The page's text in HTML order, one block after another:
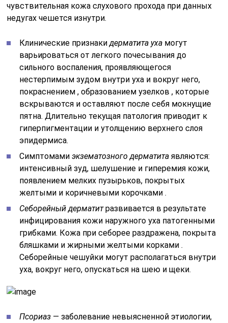
чувствительная кожа слухового прохода при данных
недугах чешется изнутри.
Клинические признакидерматита уха могут
варьироваться от легкого почесывания до
сильного воспаления, проявляющегося
нестерпимым зудом внутри уха и вокруг него,
покраснением , образованием узелков , которые
вскрываются и оставляют после себя мокнущие
пятна. Длительно текущая патология приводит к
гиперпигментации и утолщению верхнего слоя
эпидермиса.
Симптомамиэкзематозного дерматита являются:
интенсивный зуд, шелушение и гиперемия кожи,
появлением мелких пузырьков, покрытых
желтыми и коричневыми корочками .
Себорейный дерматитразвивается в результате
инфицирования кожи наружного уха патогенными
грибками. Кожа при себорее раздражена, покрыта
бляшками и жирными желтыми корками .
Себорейные чешуйки могут располагаться внутри
уха, вокруг него, опускаться на шею и щеки.
Псориаз — заболевание невыясненной этиологии,